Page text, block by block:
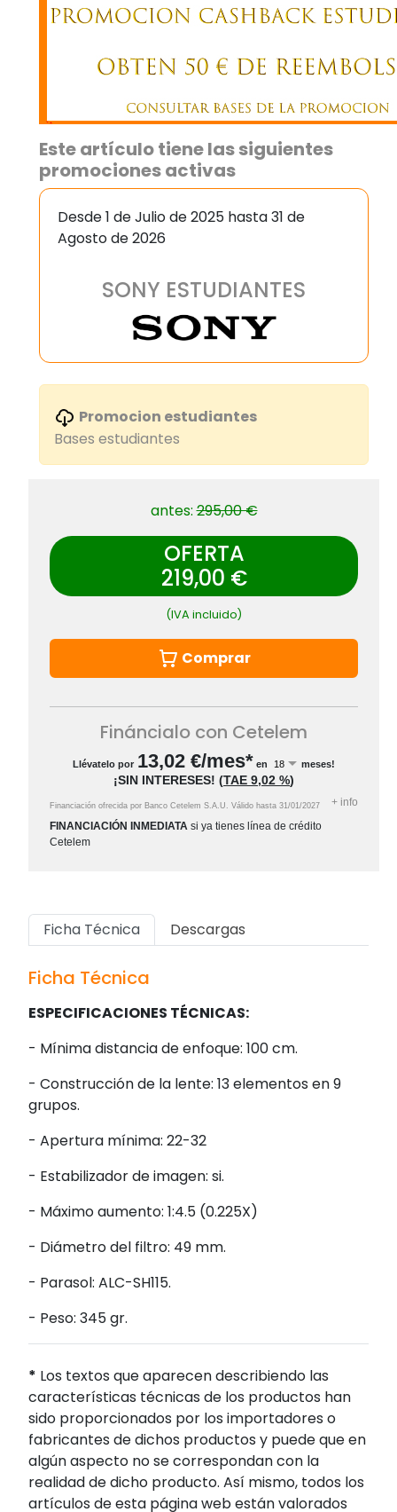
Este artículo tiene las siguientes
promociones activas
Desde 1 de Julio de 2025 hasta 31 de
Agosto de 2026
SONY ESTUDIANTES
Promocion estudiantes
Bases estudiantes
antes:295,00 €
OFERTA
219,00 €
(IVA incluido)
Comprar
Fináncialo con Cetelem
Llévatelo por 13,02 €/mes* en meses!
¡SIN INTERESES! (TAE 9,02 %)
Financiación ofrecida por Banco Cetelem S.A.U. Válido hasta 31/01/2027 + info
FINANCIACIÓN INMEDIATA si ya tienes línea de crédito
Cetelem
Ficha Técnica Descargas
Ficha Técnica
ESPECIFICACIONES TÉCNICAS:
- Mínima distancia de enfoque: 100 cm.
- Construcción de la lente: 13 elementos en 9
grupos.
- Apertura mínima: 22-32
- Estabilizador de imagen: si.
- Máximo aumento: 1:4.5 (0.225X)
- Diámetro del filtro: 49 mm.
- Parasol: ALC-SH115.
- Peso: 345 gr.
* Los textos que aparecen describiendo las
características técnicas de los productos han
sido proporcionados por los importadores o
fabricantes de dichos productos y puede que en
algún aspecto no se correspondan con la
realidad de dicho producto. Así mismo, todos los
artículos de esta página web están valorados